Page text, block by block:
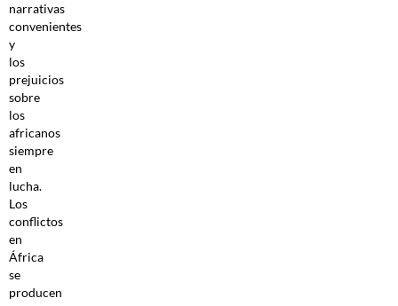
narrativas
convenientes
y
los
prejuicios
sobre
los
africanos
siempre
en
lucha.
Los
conflictos
en
África
se
producen